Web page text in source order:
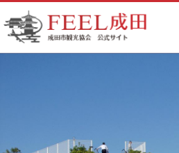
FEEL成田 成田市観光協会 公式
サイト